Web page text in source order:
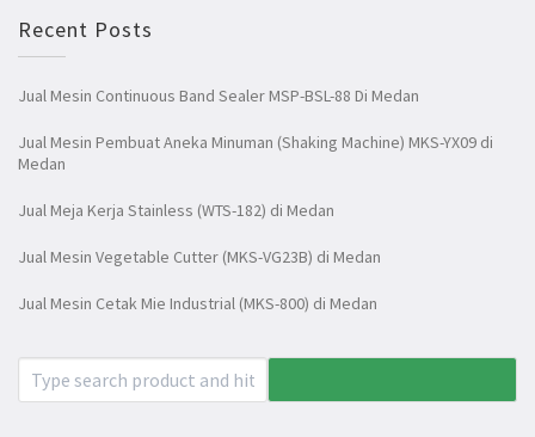
Recent Posts
Jual Mesin Continuous Band Sealer MSP-BSL-88 Di Medan
Jual Mesin Pembuat Aneka Minuman (Shaking Machine) MKS-YX09 di
Medan
Jual Meja Kerja Stainless (WTS-182) di Medan
Jual Mesin Vegetable Cutter (MKS-VG23B) di Medan
Jual Mesin Cetak Mie Industrial (MKS-800) di Medan